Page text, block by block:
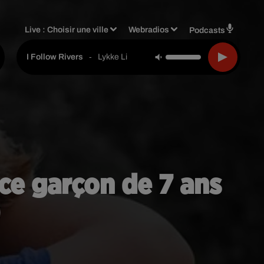
Live :Choisir une ville Webradios Podcasts
I Follow Rivers - Lykke Li
garçon de 7 ans